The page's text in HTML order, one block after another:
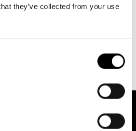
they’ve collected from your use